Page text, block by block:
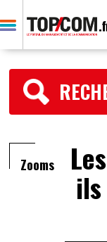
Zooms